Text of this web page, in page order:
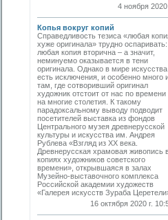
4 ноября 2020
Копья вокруг копий
Справедливость тезиса «любая
хуже оригинала» трудно оспаривать:
любая копия вторична – а значит,
неминуемо оказывается в тени
оригинала. Однако в мире искусства
есть исключения, и особенно много
там, где сотворивший оригинал
художник отстоит от нас по времени
на многие столетия. К такому
парадоксальному выводу подводит
посетителей выставка из фондов
Центрального музея древнерусской
культуры и искусства им. Андрея
Рублева «Взгляд из ХХ века.
Древнерусская храмовая живопись
копиях художников советского
времени», открывшаяся в залах
Музейно-выставочного комплекса
Российской академии художеств
«Галерея искусств Зураба
16 октября 2020 г.